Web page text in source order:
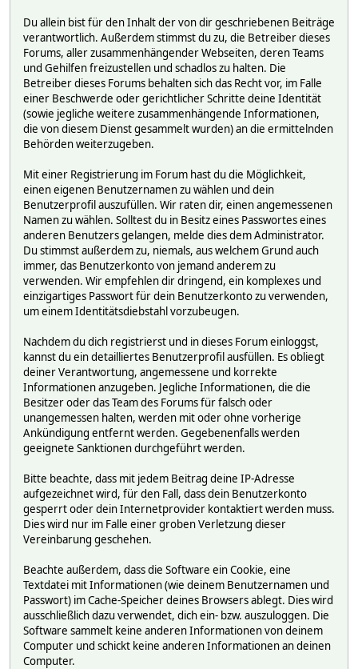
Du allein bist für den Inhalt der von dir geschriebenen Beiträge
verantwortlich. Außerdem stimmst du zu, die Betreiber dieses
Forums, aller zusammenhängender Webseiten, deren Teams
und Gehilfen freizustellen und schadlos zu halten. Die
Betreiber dieses Forums behalten sich das Recht vor, im Falle
einer Beschwerde oder gerichtlicher Schritte deine Identität
(sowie jegliche weitere zusammenhängende Informationen,
die von diesem Dienst gesammelt wurden) an die ermittelnden
Behörden weiterzugeben.
Mit einer Registrierung im Forum hast du die Möglichkeit,
einen eigenen Benutzernamen zu wählen und dein
Benutzerprofil auszufüllen. Wir raten dir, einen angemessenen
Namen zu wählen. Solltest du in Besitz eines Passwortes eines
anderen Benutzers gelangen, melde dies dem Administrator.
Du stimmst außerdem zu, niemals, aus welchem Grund auch
immer, das Benutzerkonto von jemand anderem zu
verwenden. Wir empfehlen dir dringend, ein komplexes und
einzigartiges Passwort für dein Benutzerkonto zu verwenden,
um einem Identitätsdiebstahl vorzubeugen.
Nachdem du dich registrierst und in dieses Forum einloggst,
kannst du ein detailliertes Benutzerprofil ausfüllen. Es obliegt
deiner Verantwortung, angemessene und korrekte
Informationen anzugeben. Jegliche Informationen, die die
Besitzer oder das Team des Forums für falsch oder
unangemessen halten, werden mit oder ohne vorherige
Ankündigung entfernt werden. Gegebenenfalls werden
geeignete Sanktionen durchgeführt werden.
Bitte beachte, dass mit jedem Beitrag deine IP-Adresse
aufgezeichnet wird, für den Fall, dass dein Benutzerkonto
gesperrt oder dein Internetprovider kontaktiert werden muss.
Dies wird nur im Falle einer groben Verletzung dieser
Vereinbarung geschehen.
Beachte außerdem, dass die Software ein Cookie, eine
Textdatei mit Informationen (wie deinem Benutzernamen und
Passwort) im Cache-Speicher deines Browsers ablegt. Dies wird
ausschließlich dazu verwendet, dich ein- bzw. auszuloggen. Die
Software sammelt keine anderen Informationen von deinem
Computer und schickt keine anderen Informationen an deinen
Computer.